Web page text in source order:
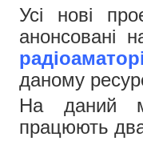
Усі нові
анонсовані
даному
На даний
працюють